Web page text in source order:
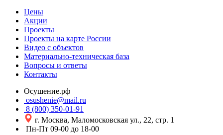
Цены
Акции
Проекты
Проекты на карте России
Видео с объектов
Материально-техническая база
Вопросы и ответы
Контакты
Осушение.рф
osushenie@mail.ru
8 (800) 350-01-91
г. Москва, Маломосковская ул., 22, стр. 1
Пн-Пт 09-00 до 18-00